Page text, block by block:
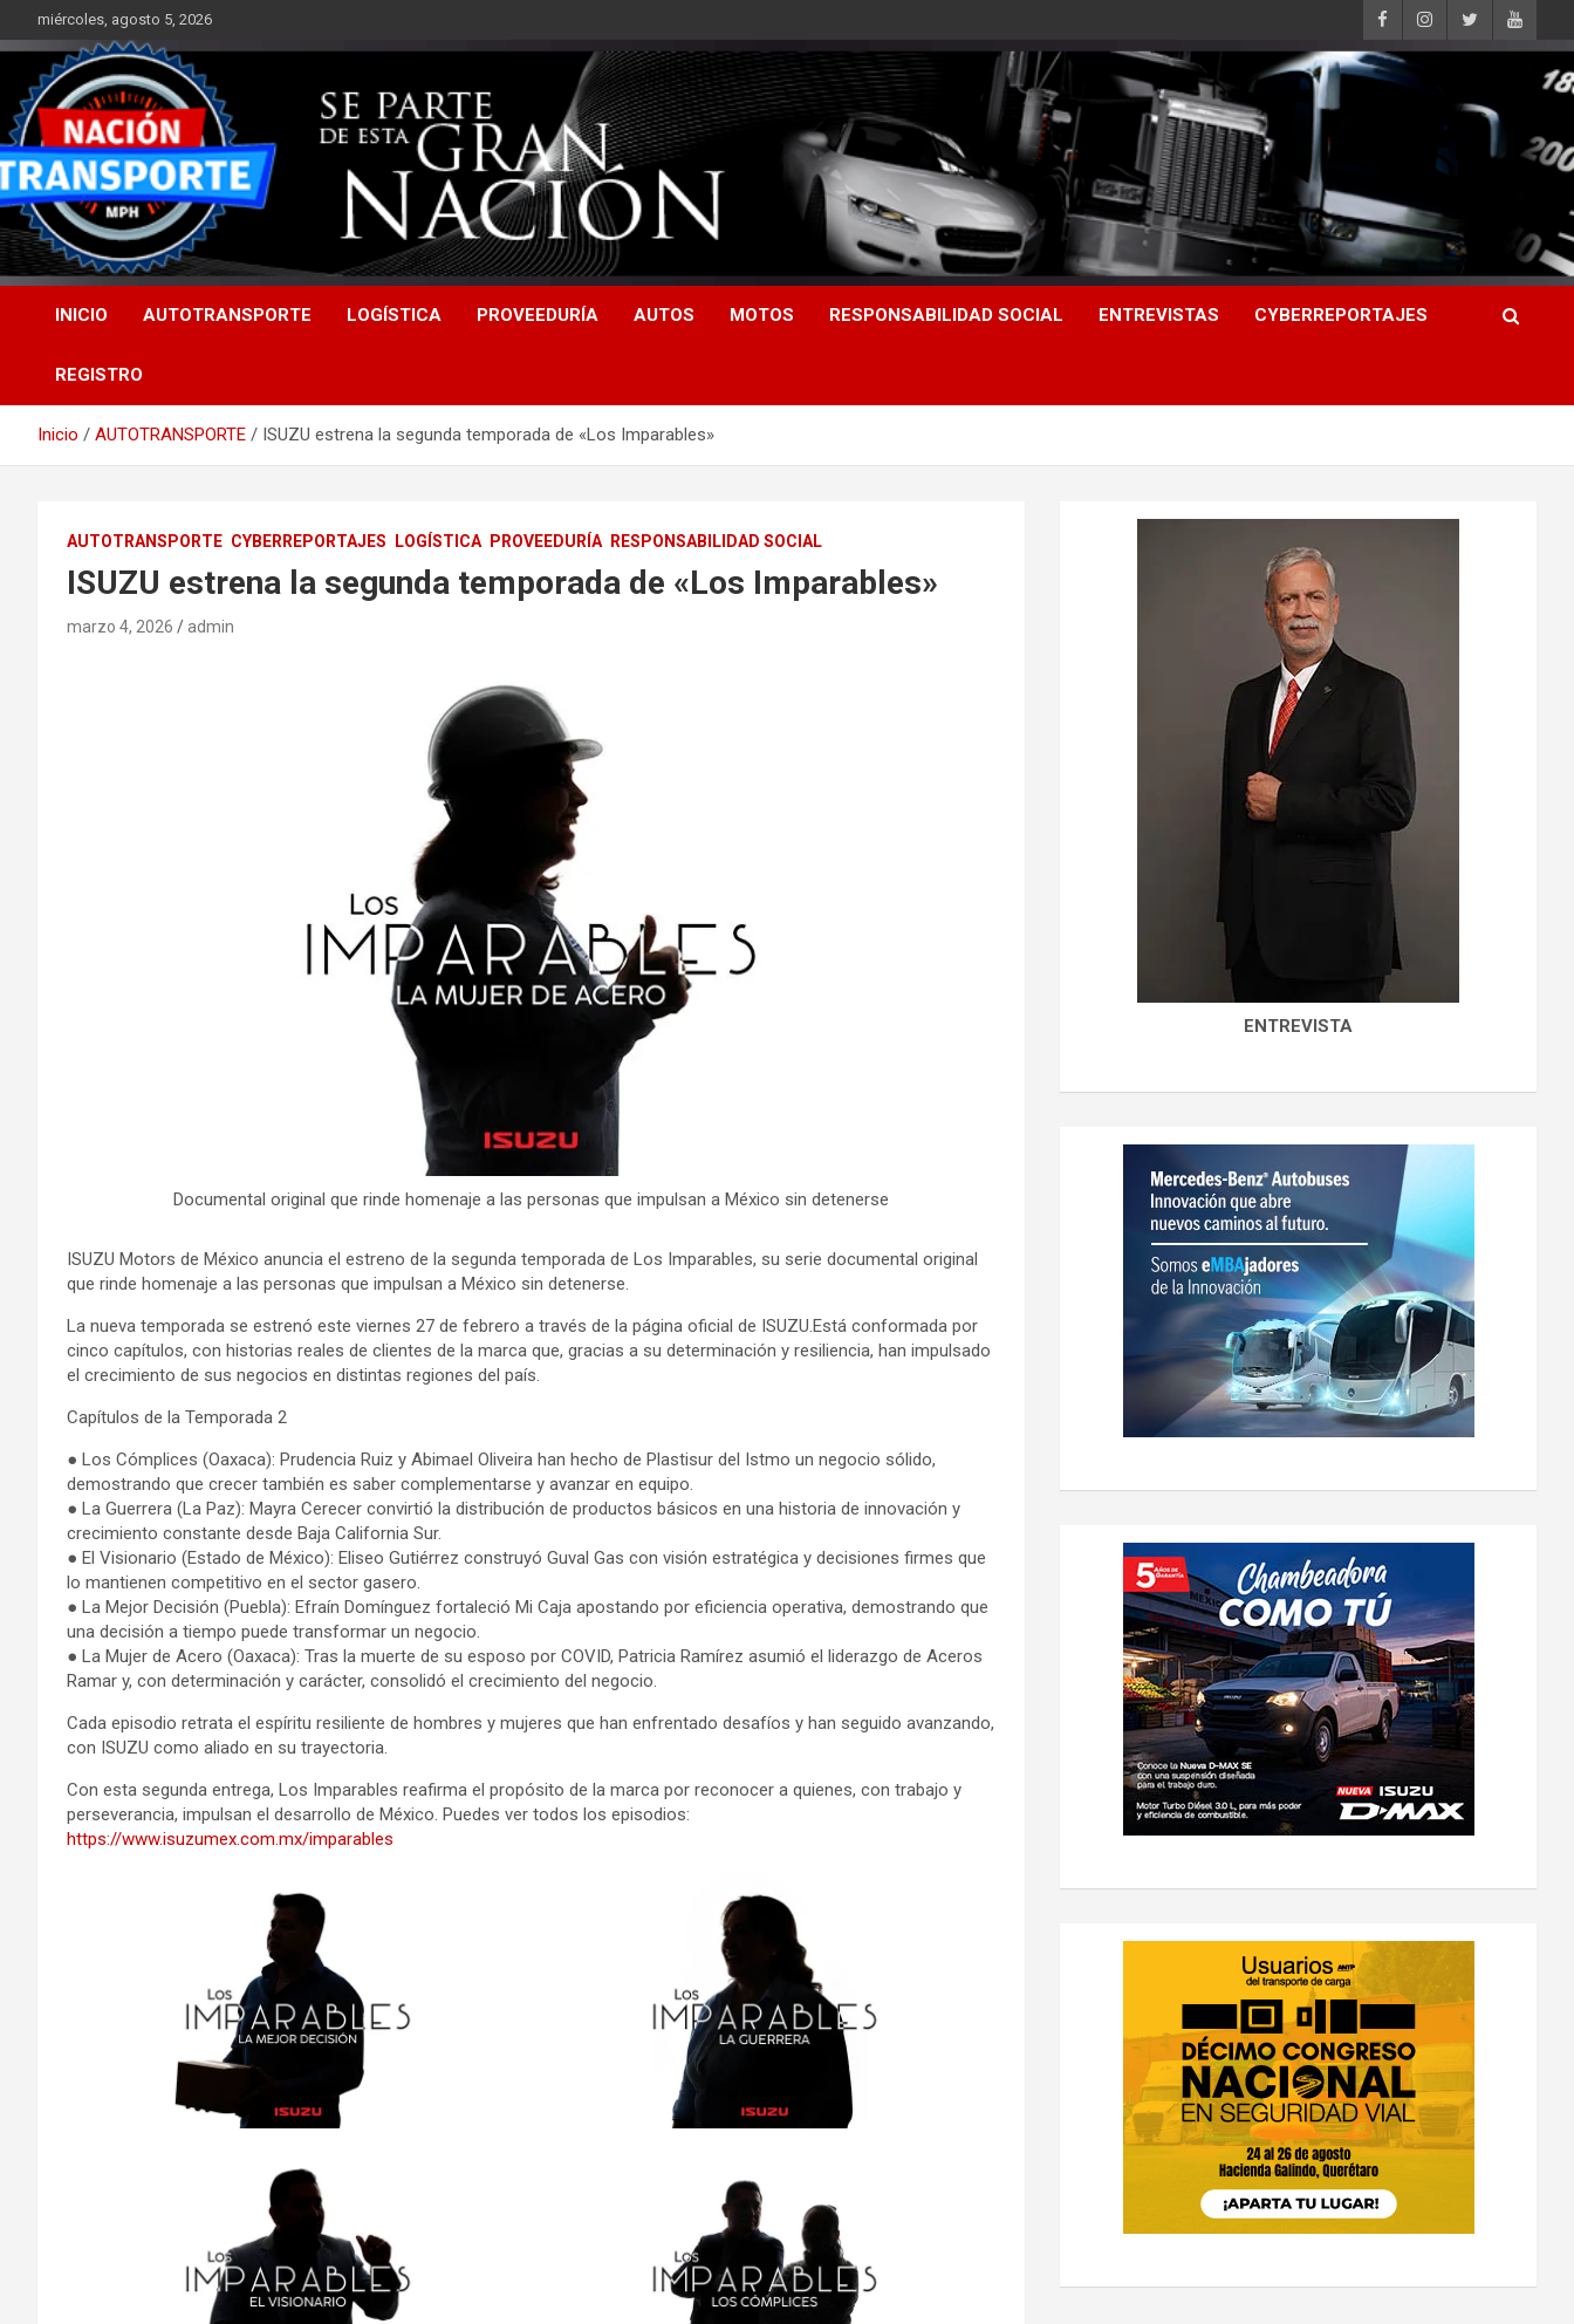
al
contenido
miércoles, agosto 5, 2026
INICIO AUTOTRANSPORTE LOGÍSTICA PROVEEDURÍA AUTOS MOTOS RESPONSABILIDAD SOCIAL ENTREVISTAS CYBERREPORTAJES
REGISTRO
Inicio AUTOTRANSPORTE ISUZU estrena la segunda temporada de «Los Imparables»
AUTOTRANSPORTE CYBERREPORTAJES LOGÍSTICA PROVEEDURÍA RESPONSABILIDAD SOCIAL
ISUZU estrena la segunda temporada de «Los Imparables»
marzo 4, 2026 admin
Documental original que rinde homenaje a las personas que impulsan a México sin detenerse
ISUZU Motors de México anuncia el estreno de la segunda temporada de Los Imparables, su serie documental original
que rinde homenaje a las personas que impulsan a México sin detenerse.
La nueva temporada se estrenó este viernes 27 de febrero a través de la página oficial de ISUZU.Está conformada por
cinco capítulos, con historias reales de clientes de la marca que, gracias a su determinación y resiliencia, han impulsado
el crecimiento de sus negocios en distintas regiones del país.
Capítulos de la Temporada 2
● Los Cómplices (Oaxaca): Prudencia Ruiz y Abimael Oliveira han hecho de Plastisur del Istmo un negocio sólido,
demostrando que crecer también es saber complementarse y avanzar en equipo.
● La Guerrera (La Paz): Mayra Cerecer convirtió la distribución de productos básicos en una historia de innovación y
crecimiento constante desde Baja California Sur.
● El Visionario (Estado de México): Eliseo Gutiérrez construyó Guval Gas con visión estratégica y decisiones firmes que
lo mantienen competitivo en el sector gasero.
● La Mejor Decisión (Puebla): Efraín Domínguez fortaleció Mi Caja apostando por eficiencia operativa, demostrando que
una decisión a tiempo puede transformar un negocio.
● La Mujer de Acero (Oaxaca): Tras la muerte de su esposo por COVID, Patricia Ramírez asumió el liderazgo de Aceros
Ramar y, con determinación y carácter, consolidó el crecimiento del negocio.
Cada episodio retrata el espíritu resiliente de hombres y mujeres que han enfrentado desafíos y han seguido avanzando,
con ISUZU como aliado en su trayectoria.
Con esta segunda entrega, Los Imparables reafirma el propósito de la marca por reconocer a quienes, con trabajo y
perseverancia, impulsan el desarrollo de México. Puedes ver todos los episodios:
https://www.isuzumex.com.mx/imparables
ENTREVISTA